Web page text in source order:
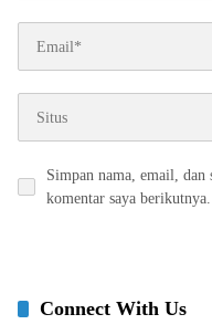
Simpan nama, email, dan
komentar saya berikutnya.
Connect With Us